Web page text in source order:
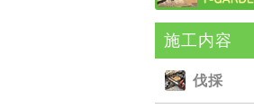
施⼯内容
伐採